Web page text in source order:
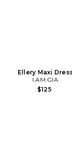
Ellery Maxi
I.AM.GIA
$125